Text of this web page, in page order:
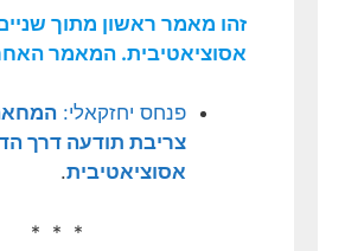
זהו מאמר ראשון מתוך
אסוציאטיבית. המאמר
פנחס יחזקאלי:
צריבת תודעה דרך
אסוציאטיבית.
* * *